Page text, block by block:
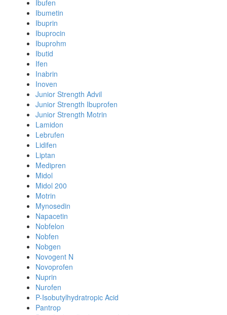
Ibufen
Ibumetin
Ibuprin
Ibuprocin
Ibuprohm
Ibutid
Ifen
Inabrin
Inoven
Junior Strength Advil
Junior Strength Ibuprofen
Junior Strength Motrin
Lamidon
Lebrufen
Lidifen
Liptan
Medipren
Midol
Midol 200
Motrin
Mynosedin
Napacetin
Nobfelon
Nobfen
Nobgen
Novogent N
Novoprofen
Nuprin
Nurofen
P-Isobutylhydratropic Acid
Pantrop